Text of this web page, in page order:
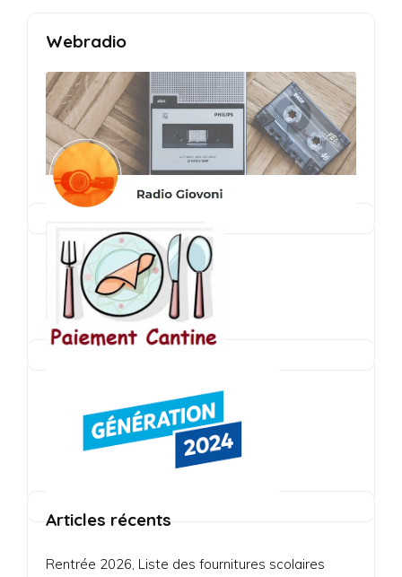
Webradio
Articles récents
Rentrée 2026, Liste des fournitures scolaires